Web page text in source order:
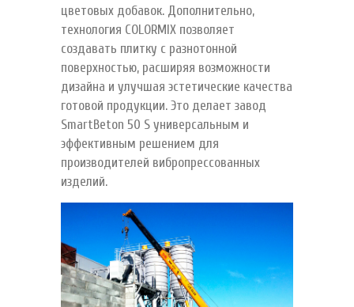
цветовых добавок. Дополнительно,
технология COLORMIX позволяет
создавать плитку с разнотонной
поверхностью, расширяя возможности
дизайна и улучшая эстетические качества
готовой продукции. Это делает завод
SmartBeton 50 S универсальным и
эффективным решением для
производителей вибропрессованных
изделий.